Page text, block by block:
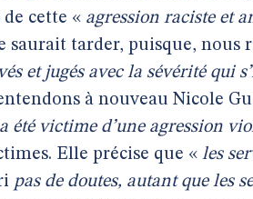
cette « agression raciste et
saurait tarder, puisque, nous
et jugés avec la sévérité qui
à nouveau Nicole
été victime d’une agression
Elle précise que « les
pas de doutes, autant que les